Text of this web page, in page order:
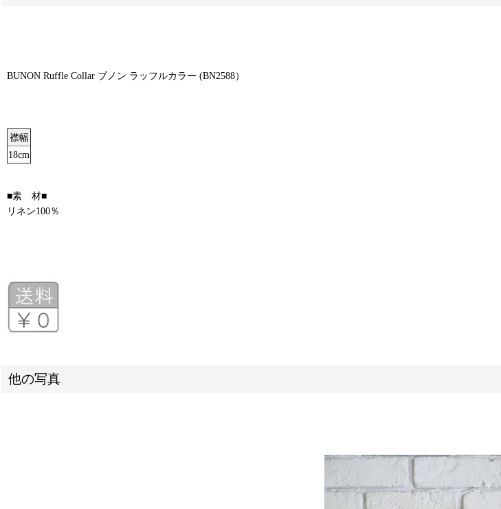
BUNON Ruffle Collar ブノン ラッフルカラー (BN2588）
襟幅
18cm
■素 材■
リネン100％
他の写真